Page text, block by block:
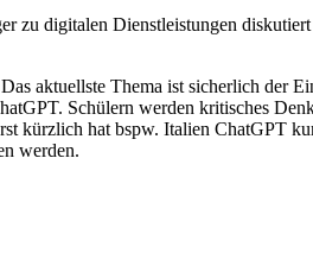
zu digitalen Dienstleistungen
aktuellste Thema ist sicherlich der
Schülern werden kritisches
kürzlich hat bspw. Italien ChatGPT
werden.